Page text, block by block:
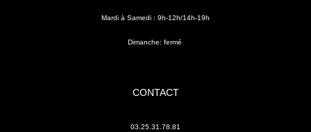
Mardi à Samedi : 9h-12h/14h-19h
Dimanche: fermé
CONTACT
03.25.31.78.81